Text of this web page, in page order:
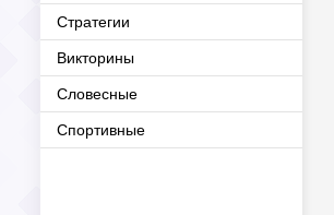
Стратегии
Викторины
Словесные
Спортивные